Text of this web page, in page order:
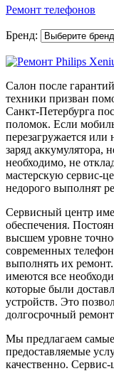
Ремонт телефонов
Бренд:
Салон после
техники призван
Санкт-Петербурга
поломок. Если
перезагружается или
заряд аккумулятора,
необходимо, не
мастерскую сервис-
недорого выполнят
Сервисный центр
обеспечения.
высшем уровне
современных
выполнять их
имеются все
которые были
устройств. Это
долгосрочный
Мы предлагаем
предоставляемые
качественно.